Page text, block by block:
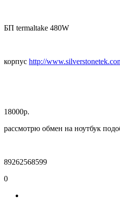
БП termaltake 480W
корпус http://
18000р.
рассмотрю обмен на ноутбук
89262568599
0